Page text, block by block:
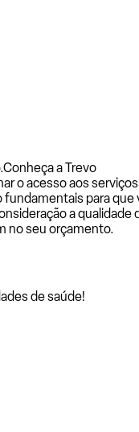
Conheça a Trevo
o acesso aos
para
a
no seu orçamento.
de saúde!